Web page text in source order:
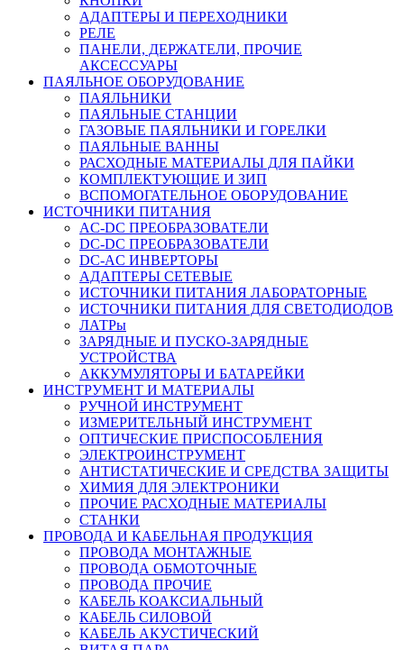
АДАПТЕРЫ И ПЕРЕХОДНИКИ
РЕЛЕ
ПАНЕЛИ, ДЕРЖАТЕЛИ, ПРОЧИЕ
АКСЕССУАРЫ
ПАЯЛЬНОЕ ОБОРУДОВАНИЕ
ПАЯЛЬНИКИ
ПАЯЛЬНЫЕ СТАНЦИИ
ГАЗОВЫЕ ПАЯЛЬНИКИ И ГОРЕЛКИ
ПАЯЛЬНЫЕ ВАННЫ
РАСХОДНЫЕ МАТЕРИАЛЫ ДЛЯ ПАЙКИ
КОМПЛЕКТУЮЩИЕ И ЗИП
ВСПОМОГАТЕЛЬНОЕ ОБОРУДОВАНИЕ
ИСТОЧНИКИ ПИТАНИЯ
AC-DC ПРЕОБРАЗОВАТЕЛИ
DC-DC ПРЕОБРАЗОВАТЕЛИ
DC-AC ИНВЕРТОРЫ
АДАПТЕРЫ СЕТЕВЫЕ
ИСТОЧНИКИ ПИТАНИЯ ЛАБОРАТОРНЫЕ
ИСТОЧНИКИ ПИТАНИЯ ДЛЯ СВЕТОДИОДОВ
ЛАТРы
ЗАРЯДНЫЕ И ПУСКО-ЗАРЯДНЫЕ
УСТРОЙСТВА
АККУМУЛЯТОРЫ И БАТАРЕЙКИ
ИНСТРУМЕНТ И МАТЕРИАЛЫ
РУЧНОЙ ИНСТРУМЕНТ
ИЗМЕРИТЕЛЬНЫЙ ИНСТРУМЕНТ
ОПТИЧЕСКИЕ ПРИСПОСОБЛЕНИЯ
ЭЛЕКТРОИНСТРУМЕНТ
АНТИСТАТИЧЕСКИЕ И СРЕДСТВА ЗАЩИТЫ
ХИМИЯ ДЛЯ ЭЛЕКТРОНИКИ
ПРОЧИЕ РАСХОДНЫЕ МАТЕРИАЛЫ
СТАНКИ
ПРОВОДА И КАБЕЛЬНАЯ ПРОДУКЦИЯ
ПРОВОДА МОНТАЖНЫЕ
ПРОВОДА ОБМОТОЧНЫЕ
ПРОВОДА ПРОЧИЕ
КАБЕЛЬ КОАКСИАЛЬНЫЙ
КАБЕЛЬ СИЛОВОЙ
КАБЕЛЬ АКУСТИЧЕСКИЙ